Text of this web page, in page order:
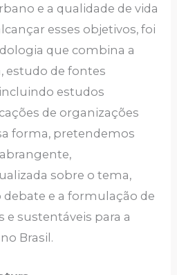
e a qualidade de vida
esses objetivos, foi
que combina a
estudo de fontes
estudos
de organizações
forma, pretendemos
sobre o tema,
e a formulação de
e sustentáveis para a
Brasil.